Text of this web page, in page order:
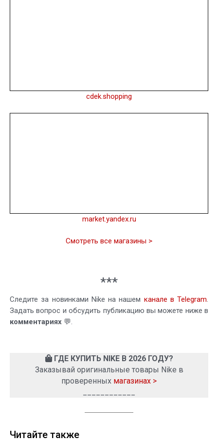
cdek.shopping
market.yandex.ru
Смотреть все магазины >
***
Следите за новинками Nike на нашем канале в Telegram.
Задать вопрос и обсудить публикацию вы можете ниже в
комментариях 💬.
ГДЕ КУПИТЬ NIKE В 2026 ГОДУ?
Заказывай оригинальные товары Nike в
проверенных магазинах >
Читайте также